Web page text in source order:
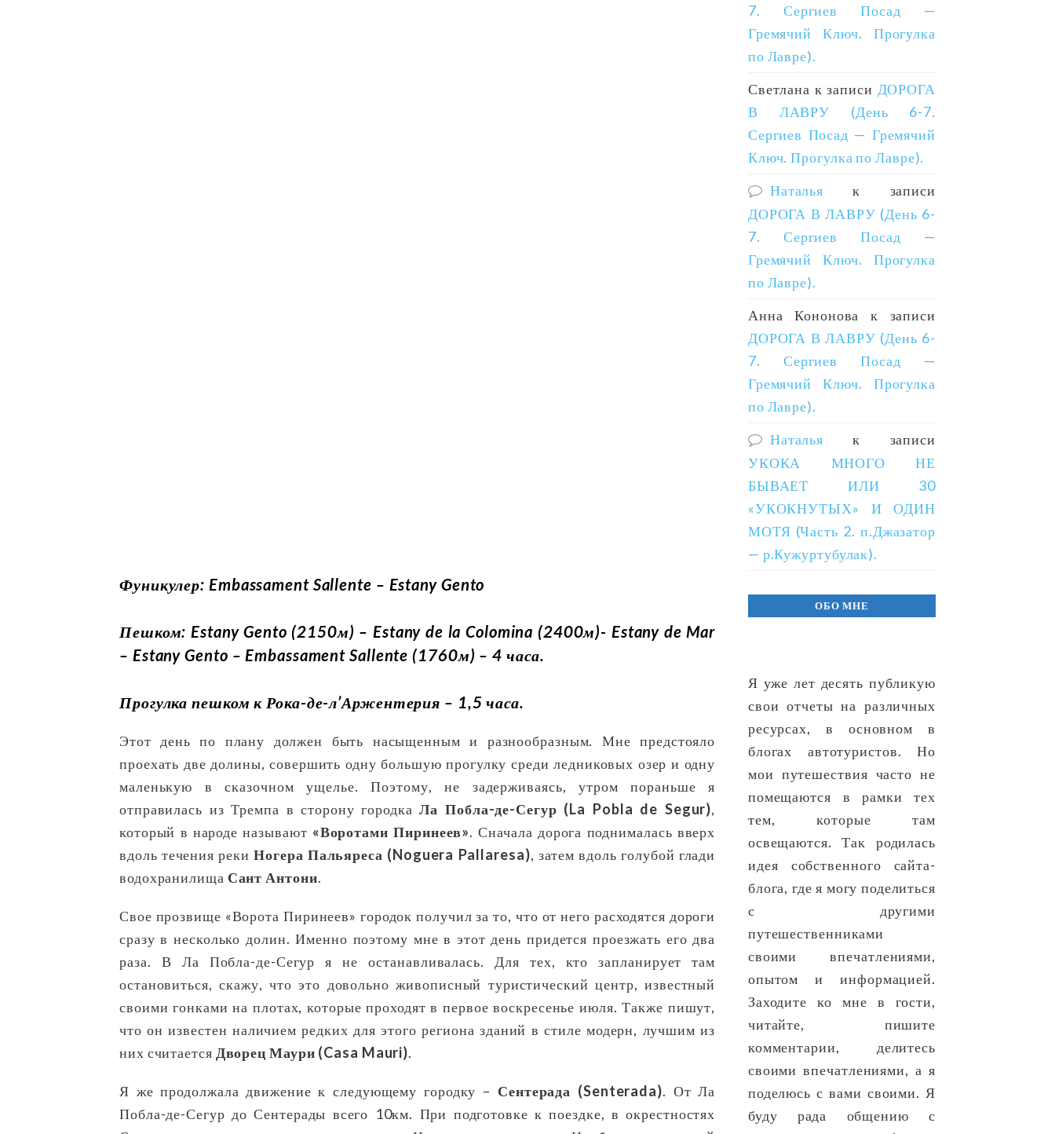
Фуникулер: Embassament Sallente – Estany Gento
Пешком: Estany Gento (2150м) – Estany de la Colomina (2400м)- Estany de Mar
– Estany Gento – Embassament Sallente (1760м) – 4 часа.
Прогулка пешком к Рока-де-л’Аржентерия – 1,5 часа.
Этот день по плану должен быть насыщенным и разнообразным. Мне предстояло
проехать две долины, совершить одну большую прогулку среди ледниковых озер и одну
маленькую в сказочном ущелье. Поэтому, не задерживаясь, утром пораньше я
отправилась из Тремпа в сторону городкаЛа Побла-де-Сегур (La Pobla de Segur),
который в народе называют «Воротами Пиринеев». Сначала дорога поднималась вверх
вдоль течения рекиНогера Пальяреса (Noguera Pallaresa), затем вдоль голубой глади
водохранилища Сант Антони.
Свое прозвище «Ворота Пиринеев» городок получил за то, что от него расходятся дороги
сразу в несколько долин. Именно поэтому мне в этот день придется проезжать его два
раза. В Ла Побла-де-Сегур я не останавливалась. Для тех, кто запланирует там
остановиться, скажу, что это довольно живописный туристический центр, известный
своими гонками на плотах, которые проходят в первое воскресенье июля. Также пишут,
что он известен наличием редких для этого региона зданий в стиле модерн, лучшим из
них считается Дворец Маури (Casa Mauri).
Я же продолжала движение к следующему городку – Сентерада (Senterada). От Ла
Побла-де-Сегур до Сентерады всего 10км. При подготовке к поездке, в окрестностях
7. Сергиев Посад —
Гремячий Ключ. Прогулка
по Лавре).
Светлана к записи ДОРОГА
В ЛАВРУ (День 6-7.
Сергиев Посад — Гремячий
Ключ. Прогулка по Лавре).
Наталья к записи
ДОРОГА В ЛАВРУ (День 6-
7. Сергиев Посад —
Гремячий Ключ. Прогулка
по Лавре).
Анна Кононова
к записи
ДОРОГА В ЛАВРУ (День 6-
7. Сергиев Посад —
Гремячий Ключ. Прогулка
по Лавре).
Наталья к записи
УКОКА МНОГО НЕ
БЫВАЕТ ИЛИ 30
«УКОКНУТЫХ» И ОДИН
МОТЯ (Часть 2. п.Джазатор
— р.Кужуртубулак).
ОБО МНЕ
Я уже лет десять публикую
свои отчеты на различных
ресурсах, в основном в
блогах автотуристов. Но
мои путешествия часто не
помещаются в рамки тех
тем, которые там
освещаются. Так родилась
идея собственного сайта-
блога, где я могу поделиться
с другими
путешественниками
своими впечатлениями,
опытом и информацией.
Заходите ко мне в гости,
читайте, пишите
комментарии, делитесь
своими впечатлениями, а я
поделюсь с вами своими. Я
буду рада общению с